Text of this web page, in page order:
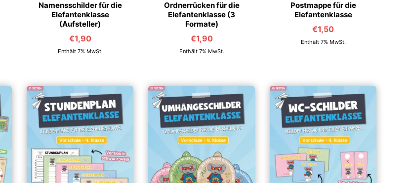
Namensschilder für die
Elefantenklasse
(Aufsteller)
€1,90
Enthält 7% MwSt.
Ordnerrücken für die
Elefantenklasse (3
Formate)
€1,90
Enthält 7% MwSt.
Postmappe für die
Elefantenklasse
€1,50
Enthält 7% MwSt.